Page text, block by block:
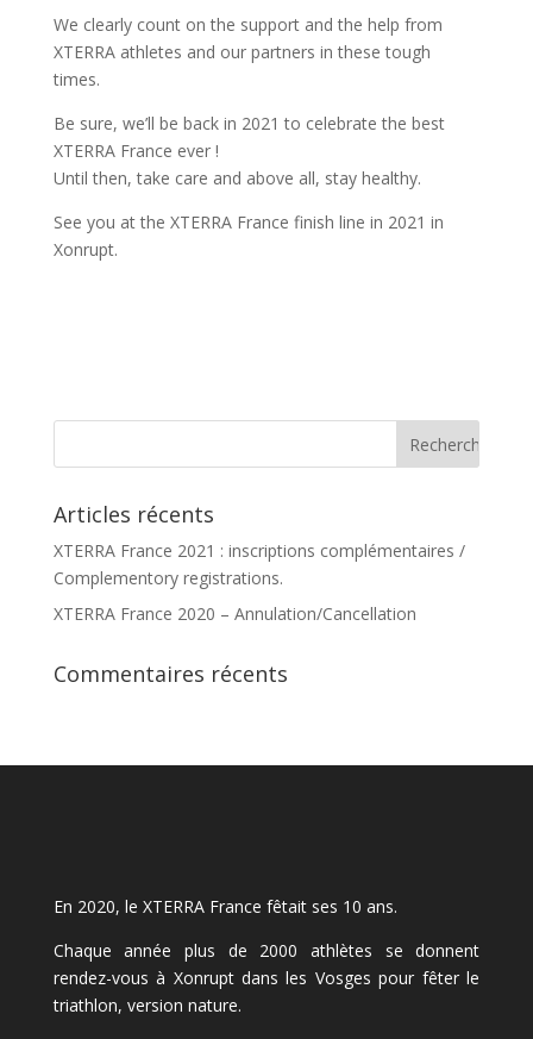
We clearly count on the support and the help from
XTERRA athletes and our partners in these tough
times.
Be sure, we’ll be back in 2021 to celebrate the best
XTERRA France ever !
Until then, take care and above all, stay healthy.
See you at the XTERRA France finish line in 2021 in
Xonrupt.
Articles récents
XTERRA France 2021 : inscriptions complémentaires /
Complementory registrations.
XTERRA France 2020 – Annulation/Cancellation
Commentaires récents
En 2020, le XTERRA France fêtait ses 10 ans.
Chaque année plus de 2000 athlètes se donnent
rendez-vous à Xonrupt dans les Vosges pour fêter le
triathlon, version nature.